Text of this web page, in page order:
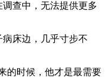
查中，无法提供更多
床边，几乎寸步不
的时候，他才是最需要